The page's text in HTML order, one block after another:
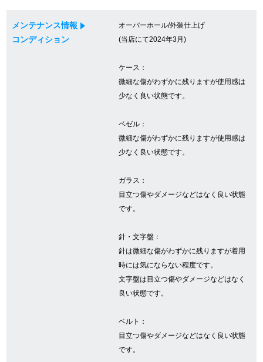
オーバーホールについて
GINZA RASINについて
GINZA RASINの中古腕時計について
店舗情報
メンテナンス情報
コンディション
オーバーホール/外装仕上げ
(当店にて2024年3月)
ケース：
微細な傷がわずかに残りますが使用感は
少なく良い状態です。
ベゼル：
微細な傷がわずかに残りますが使用感は
少なく良い状態です。
ガラス：
目立つ傷やダメージなどはなく良い状態
です。
針・文字盤：
針は微細な傷がわずかに残りますが着用
時には気にならない程度です。
文字盤は目立つ傷やダメージなどはなく
良い状態です。
ベルト：
目立つ傷やダメージなどはなく良い状態
です。